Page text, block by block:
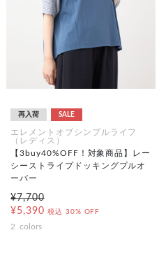
再入荷 SALE
エレメントオブシンプルライフ
（レディス）
【3buy40%OFF！対象商品】レー
シーストライプドッキングプルオ
ーバー
¥7,700
¥5,390 税込 30% OFF
2 colors